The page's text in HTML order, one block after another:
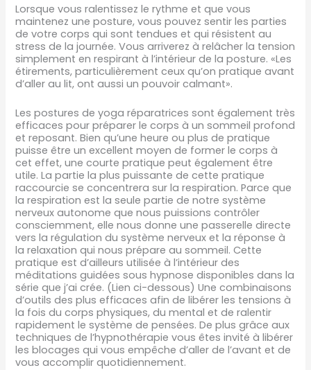
Lorsque vous ralentissez le rythme et que vous
maintenez une posture, vous pouvez sentir les parties
de votre corps qui sont tendues et qui résistent au
stress de la journée. Vous arriverez à relâcher la tension
simplement en respirant à l’intérieur de la posture. «Les
étirements, particulièrement ceux qu’on pratique avant
d’aller au lit, ont aussi un pouvoir calmant».
Les postures de yoga réparatrices sont également très
efficaces pour préparer le corps à un sommeil profond
et reposant. Bien qu’une heure ou plus de pratique
puisse être un excellent moyen de former le corps à
cet effet, une courte pratique peut également être
utile. La partie la plus puissante de cette pratique
raccourcie se concentrera sur la respiration. Parce que
la respiration est la seule partie de notre système
nerveux autonome que nous puissions contrôler
consciemment, elle nous donne une passerelle directe
vers la régulation du système nerveux et la réponse à
la relaxation qui nous prépare au sommeil. Cette
pratique est d’ailleurs utilisée à l’intérieur des
méditations guidées sous hypnose disponibles dans la
série que j’ai crée. (Lien ci-dessous) Une combinaisons
d’outils des plus efficaces afin de libérer les tensions à
la fois du corps physiques, du mental et de ralentir
rapidement le système de pensées. De plus grâce aux
techniques de l’hypnothérapie vous êtes invité à libérer
les blocages qui vous empêche d’aller de l’avant et de
vous accomplir quotidiennement.